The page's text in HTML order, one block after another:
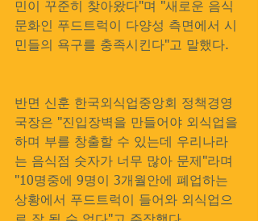
민이 꾸준히 찾아왔다"며 "새로운 음식
문화인 푸드트럭이 다양성 측면에서 시
민들의 욕구를 충족시킨다"고 말했다.
반면 신훈 한국외식업중앙회 정책경영
국장은 "진입장벽을 만들어야 외식업을
하며 부를 창출할 수 있는데 우리나라
는 음식점 숫자가 너무 많아 문제"라며
"10명중에 9명이 3개월안에 폐업하는
상황에서 푸드트럭이 들어와 외식업으